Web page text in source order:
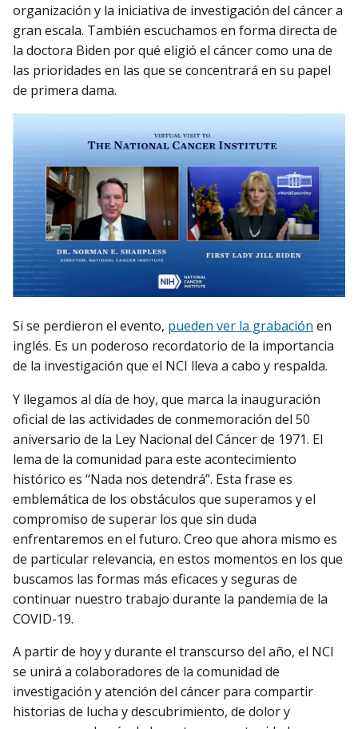
organización y la iniciativa de investigación del cáncer a
gran escala. También escuchamos en forma directa de
la doctora Biden por qué eligió el cáncer como una de
las prioridades en las que se concentrará en su papel
de primera dama.
Si se perdieron el evento, pueden ver la grabación en
inglés. Es un poderoso recordatorio de la importancia
de la investigación que el NCI lleva a cabo y respalda.
Y llegamos al día de hoy, que marca la inauguración
oficial de las actividades de conmemoración del 50
aniversario de la Ley Nacional del Cáncer de 1971. El
lema de la comunidad para este acontecimiento
histórico es “Nada nos detendrá”. Esta frase es
emblemática de los obstáculos que superamos y el
compromiso de superar los que sin duda
enfrentaremos en el futuro. Creo que ahora mismo es
de particular relevancia, en estos momentos en los que
buscamos las formas más eficaces y seguras de
continuar nuestro trabajo durante la pandemia de la
COVID-19.
A partir de hoy y durante el transcurso del año, el NCI
se unirá a colaboradores de la comunidad de
investigación y atención del cáncer para compartir
historias de lucha y descubrimiento, de dolor y